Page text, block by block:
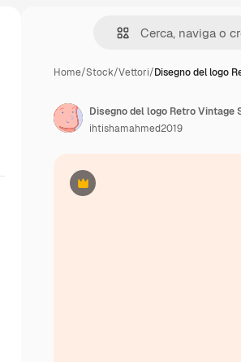
Home/Stock/Vettori/Disegno del logo
Premium
Disegno del logo Retro
ihtishamahmed2019